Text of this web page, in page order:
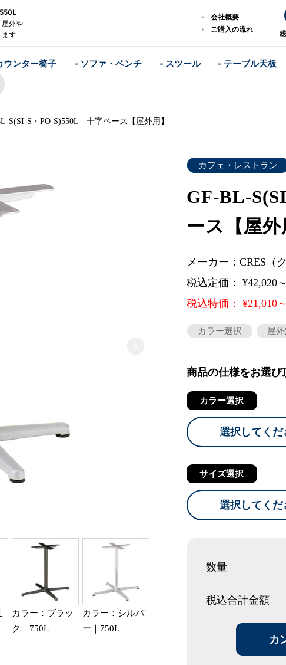
屋外や
ます
会社概要
ご購入の流れ
ウンター椅子 - ソファ・ベンチ - スツール - テーブル天板
S(SI-S・PO-S)550L 十字ベース【屋外用】
カラー：ブラッ
ク｜750L
カラー：シルバ
ー｜750L
カフェ・レストラン
GF-BL-
ース【屋外
メーカー：CRES（
税込定価： ¥42,020～
税込特価： ¥21,010～
カラー選択 屋
商品の仕様をお選び
カラー選択
選択してくだ
サイズ選択
選択してくだ
数量
税込合計金額
カ